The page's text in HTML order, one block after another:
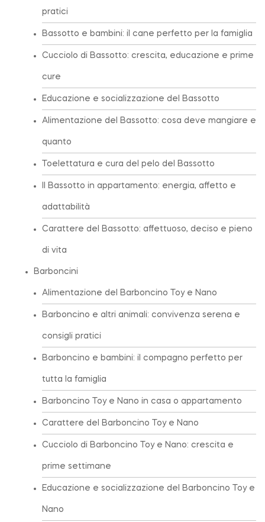
pratici
Bassotto e bambini: il cane perfetto per la famiglia
Cucciolo di Bassotto: crescita, educazione e prime
cure
Educazione e socializzazione del Bassotto
Alimentazione del Bassotto: cosa deve mangiare e
quanto
Toelettatura e cura del pelo del Bassotto
Il Bassotto in appartamento: energia, affetto e
adattabilità
Carattere del Bassotto: affettuoso, deciso e pieno
di vita
Barboncini
Alimentazione del Barboncino Toy e Nano
Barboncino e altri animali: convivenza serena e
consigli pratici
Barboncino e bambini: il compagno perfetto per
tutta la famiglia
Barboncino Toy e Nano in casa o appartamento
Carattere del Barboncino Toy e Nano
Cucciolo di Barboncino Toy e Nano: crescita e
prime settimane
Educazione e socializzazione del Barboncino Toy e
Nano